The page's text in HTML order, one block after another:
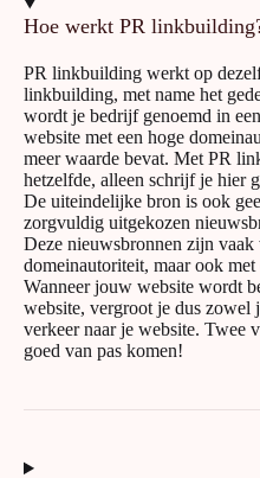
Hoe werkt PR
PR linkbuilding werkt op
linkbuilding, met name het
wordt je bedrijf genoemd in
website met een hoge
meer waarde bevat. Met PR
hetzelfde, alleen schrijf je hier
De uiteindelijke bron is ook
zorgvuldig uitgekozen
Deze nieuwsbronnen zijn vaak
domeinautoriteit, maar ook
Wanneer jouw website wordt
website, vergroot je dus zowel
verkeer naar je website. Twee
goed van pas komen!